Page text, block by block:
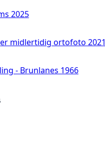
2025
midlertidig ortofoto 2021
- Brunlanes 1966